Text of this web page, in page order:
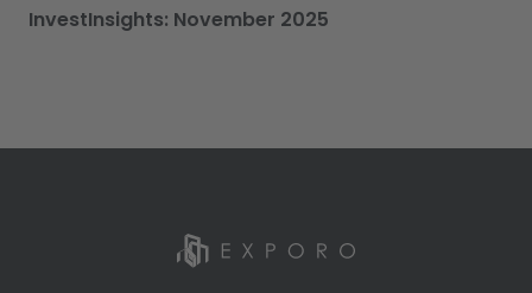
InvestInsights: November 2025